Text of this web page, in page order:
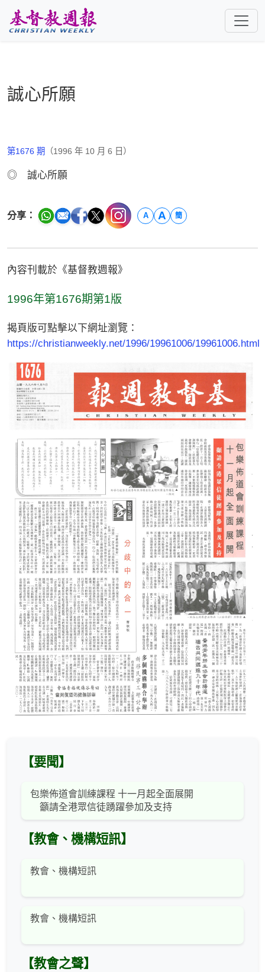
誠心所願
第1676 期 （1996 年 10 月 6 日）
◎ 誠心所願
分享： A A 簡
內容刊載於《基督教週報》
1996年第1676期第1版
揭頁版可點擊以下網址瀏覽：
https://christianweekly.net/1996/19961006/19961006.html
【要聞】
包樂佈道會訓練課程 十一月起全面展開
籲請全港眾信徒踴躍參加及支持
【教會、機構短訊】
教會、機構短訊
教會、機構短訊
【教會之聲】